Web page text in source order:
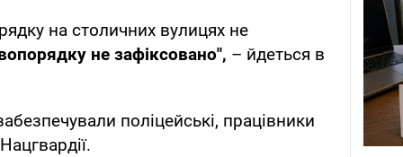
на столичних вулицях не
не зафіксовано", – йдеться в
поліцейські, працівники